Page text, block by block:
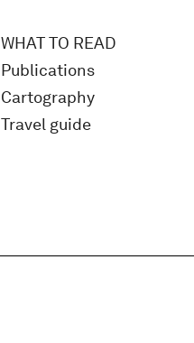
WHAT TO READ
Publications
Cartography
Travel guide